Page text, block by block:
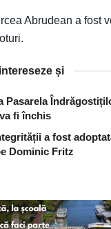
Abrudean a fost
și
Pasarela
fi închis
a fost
Dominic Fritz